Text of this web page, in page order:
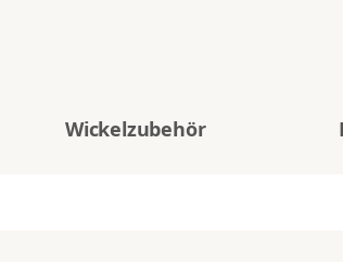
Wickelzubehör